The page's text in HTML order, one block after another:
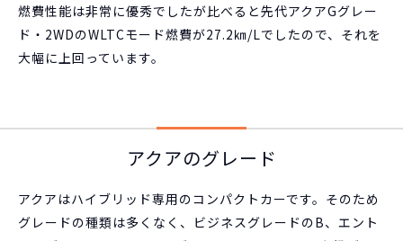
燃費性能は非常に優秀でしたが比べると先代アクアGグレー
ド・2WDのWLTCモード燃費が27.2㎞/Lでしたので、それを
大幅に上回っています。
アクアのグレード
アクアはハイブリッド専用のコンパクトカーです。そのため
グレードの種類は多くなく、ビジネスグレードのB、エント